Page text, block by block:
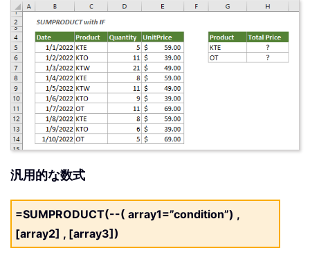
汎用的な数式
=SUMPRODUCT(--( array1=”condition”) ,
[array2] , [array3])